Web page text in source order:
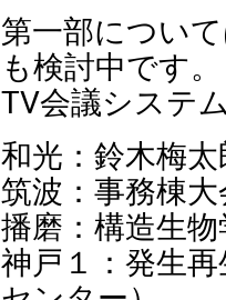
第一部につい
も検討中です。
TV会議システ
和光：鈴木梅
筑波：事務棟
播磨：構造生
神戸１：発生